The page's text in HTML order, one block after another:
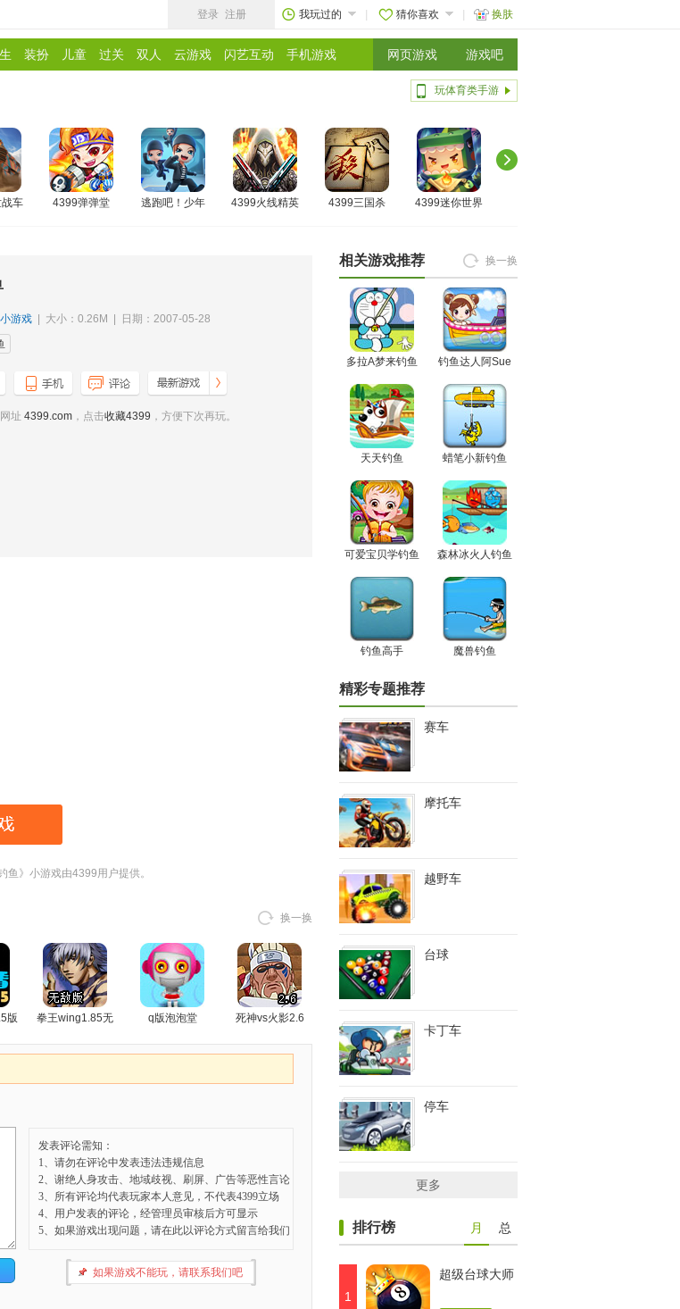
登录 注册 我玩过的 猜你喜欢 换肤
装扮 儿童 过关 双人 云游戏 闪艺互动 手机游戏 网页游戏 游戏吧
玩体育类手游
车 4399弹弹堂 逃跑吧！少年 4399火线精英 4399三国杀 4399迷你世界
游戏 | 大小：0.26M | 日期：2007-05-28
址 4399.com ，点击收藏4399 ，方便下次再玩。
鱼》小游戏由4399用户提供。
换一换
版
拳王wing1.85无
q版泡泡堂 死神vs火影2.6
相关游戏推荐 换一换
多拉A梦来钓鱼 钓鱼达人阿Sue
天天钓鱼 蜡笔小新钓鱼
可爱宝贝学钓鱼 森林冰火人钓鱼
钓鱼高手 魔兽钓鱼
精彩专题推荐
赛车
摩托车
越野车
台球
卡丁车
停车
更多
排行榜 月 总
1
超级台球大师